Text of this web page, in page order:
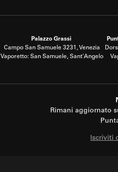
Palazzo Grassi
Campo San Samuele 3231, Venezia
Vaporetto: San Samuele, Sant'Angelo
Rimani aggiornato
Iscriviti